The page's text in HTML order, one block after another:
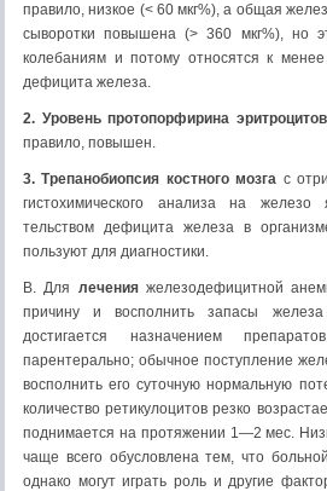
правило, низкое (< 60 мкг%), а общая
сыворотки повышена (> 360 мкг%), но
колебаниям и потому относятся к
дефицита железа.
2. Уровень протопорфирина эритроцитов
правило, повышен.
3. Трепанобиопсия костного мозга с
гистохимического анализа на
тельством дефицита железа в
пользуют для диагностики.
В. Для леченияжелезодефицитной
при­чину и восполнить запасы
достигается назначением
парентерально; обычное поступление
восполнить его суточную нормальную
количество ретикулоцитов резко
поднимается на протяжении 1—2 мес.
чаще всего обусловлена тем, что
однако могут играть роль и другие